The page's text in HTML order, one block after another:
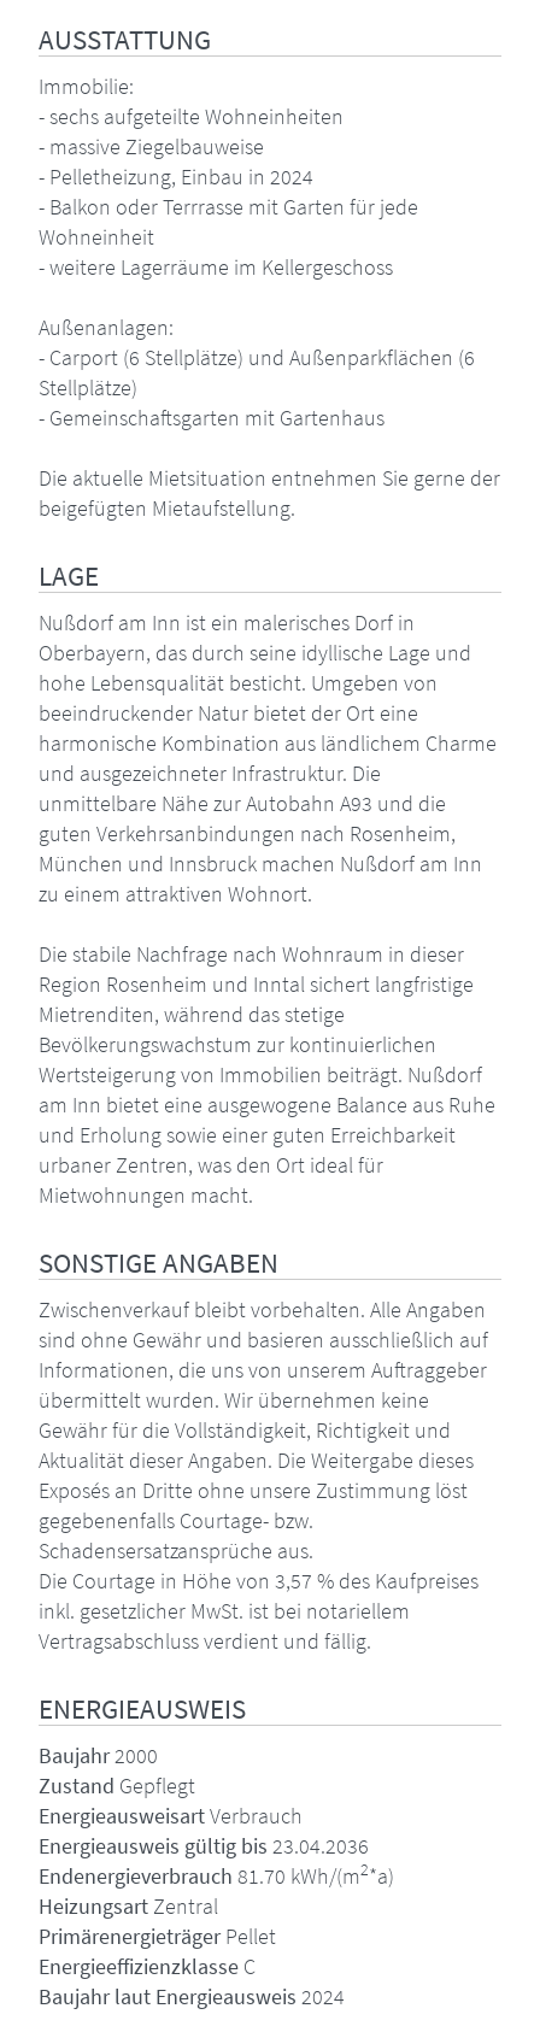
AUSSTATTUNG
Immobilie:
- sechs aufgeteilte Wohneinheiten
- massive Ziegelbauweise
- Pelletheizung, Einbau in 2024
- Balkon oder Terrrasse mit Garten für jede
Wohneinheit
- weitere Lagerräume im Kellergeschoss
Außenanlagen:
- Carport (6 Stellplätze) und Außenparkflächen (6
Stellplätze)
- Gemeinschaftsgarten mit Gartenhaus
Die aktuelle Mietsituation entnehmen Sie gerne der
beigefügten Mietaufstellung.
LAGE
Nußdorf am Inn ist ein malerisches Dorf in
Oberbayern, das durch seine idyllische Lage und
hohe Lebensqualität besticht. Umgeben von
beeindruckender Natur bietet der Ort eine
harmonische Kombination aus ländlichem Charme
und ausgezeichneter Infrastruktur. Die
unmittelbare Nähe zur Autobahn A93 und die
guten Verkehrsanbindungen nach Rosenheim,
München und Innsbruck machen Nußdorf am Inn
zu einem attraktiven Wohnort.
Die stabile Nachfrage nach Wohnraum in dieser
Region Rosenheim und Inntal sichert langfristige
Mietrenditen, während das stetige
Bevölkerungswachstum zur kontinuierlichen
Wertsteigerung von Immobilien beiträgt. Nußdorf
am Inn bietet eine ausgewogene Balance aus Ruhe
und Erholung sowie einer guten Erreichbarkeit
urbaner Zentren, was den Ort ideal für
Mietwohnungen macht.
SONSTIGE ANGABEN
Zwischenverkauf bleibt vorbehalten. Alle Angaben
sind ohne Gewähr und basieren ausschließlich auf
Informationen, die uns von unserem Auftraggeber
übermittelt wurden. Wir übernehmen keine
Gewähr für die Vollständigkeit, Richtigkeit und
Aktualität dieser Angaben. Die Weitergabe dieses
Exposés an Dritte ohne unsere Zustimmung löst
gegebenenfalls Courtage- bzw.
Schadensersatzansprüche aus.
Die Courtage in Höhe von 3,57 % des Kaufpreises
inkl. gesetzlicher MwSt. ist bei notariellem
Vertragsabschluss verdient und fällig.
ENERGIEAUSWEIS
Baujahr2000
Zustand Gepflegt
EnergieausweisartVerbrauch
Energieausweis gültig bis 23.04.2036
Endenergieverbrauch 81.70 kWh/(m2*a)
Heizungsart Zentral
PrimärenergieträgerPellet
Energieeffizienzklasse C
Baujahr laut Energieausweis 2024